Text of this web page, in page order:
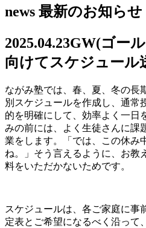
news 最新のお知らせ
2025.04.23GW(ゴー
向けてスケジュール
ながみ塾では、春、夏、冬の長
別スケジュールを作成し、通常
的を明確にして、効率よく一日
みの前には、よく生徒さんに課
業をします。「では、この休み
ね。」そう言えるように、お教
料をいただかないためです。
スケジュールは、各ご家庭に事
定表とご希望になるべく沿って